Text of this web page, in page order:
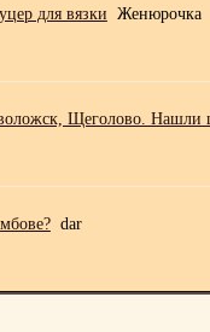
для вязки Женюрочка
Щеголово. Нашли
dar